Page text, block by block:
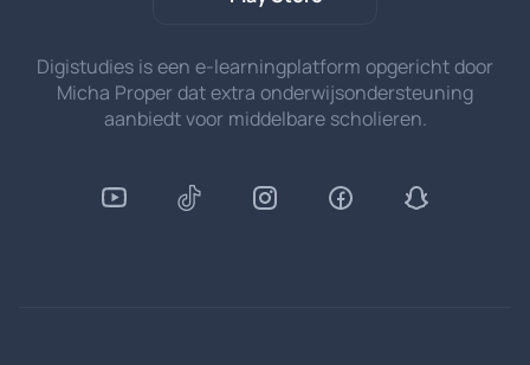
Digistudies is een e-learningplatform opgericht door
Micha Proper dat extra onderwijsondersteuning
aanbiedt voor middelbare scholieren.